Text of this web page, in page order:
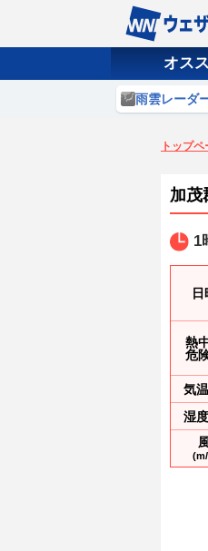
オス
雨雲レーダ
トップ
加茂
1
熱
危
気温
湿度